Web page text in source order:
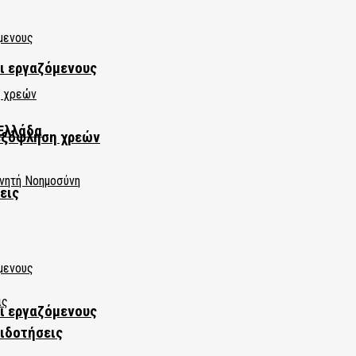
χρεών
εργαζόμενους
εργαζόμενους